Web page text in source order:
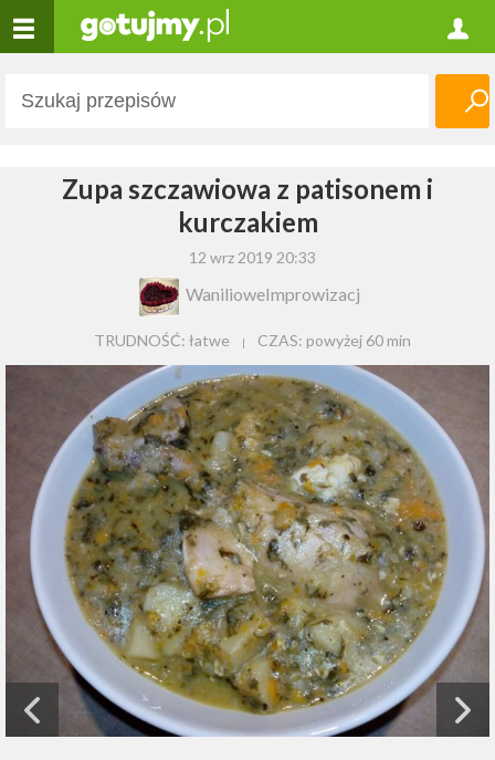
Zupa szczawiowa z patisonem i
kurczakiem
12 wrz 2019 20:33
WanilioweImprowizacj
TRUDNOŚĆ: łatwe CZAS: powyżej 60 min